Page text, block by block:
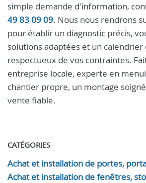
simple demande d'information,
49 83 09 09. Nous nous rendrons
pour établir un diagnostic précis,
solutions adaptées et un
respectueux de vos contraintes.
entreprise locale, experte en
chantier propre, un montage
vente fiable.
CATÉGORIES
Achat et installation de portes,
Achat et installation de fenêtres,